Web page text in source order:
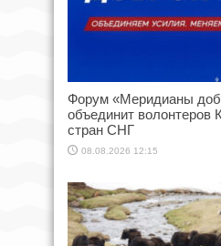
Форум «Меридианы
объединит волонтеров
стран СНГ
08.08.2026 12:15